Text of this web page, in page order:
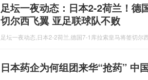
足坛一夜动态：日本2-2荷兰！德
切尔西飞翼 亚足联球队不败
足坛一夜动态,日本2-2荷兰,德国7-1库拉索皇马将签切尔
日本药企为何组团来华“抢药” 中